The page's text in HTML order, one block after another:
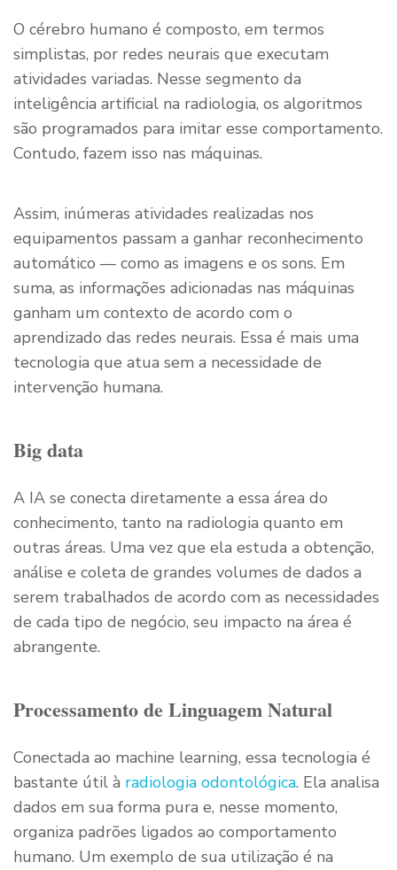
O cérebro humano é composto, em termos
simplistas, por redes neurais que executam
atividades variadas. Nesse segmento da
inteligência artificial na radiologia, os algoritmos
são programados para imitar esse comportamento.
Contudo, fazem isso nas máquinas.
Assim, inúmeras atividades realizadas nos
equipamentos passam a ganhar reconhecimento
automático — como as imagens e os sons. Em
suma, as informações adicionadas nas máquinas
ganham um contexto de acordo com o
aprendizado das redes neurais. Essa é mais uma
tecnologia que atua sem a necessidade de
intervenção humana.
Big data
A IA se conecta diretamente a essa área do
conhecimento, tanto na radiologia quanto em
outras áreas. Uma vez que ela estuda a obtenção,
análise e coleta de grandes volumes de dados a
serem trabalhados de acordo com as necessidades
de cada tipo de negócio, seu impacto na área é
abrangente.
Processamento de Linguagem Natural
Conectada ao machine learning, essa tecnologia é
bastante útil à radiologia odontológica. Ela analisa
dados em sua forma pura e, nesse momento,
organiza padrões ligados ao comportamento
humano. Um exemplo de sua utilização é na